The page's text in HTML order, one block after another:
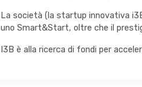
La società (la startup innovativa
uno Smart&Start, oltre che il
I3B è alla ricerca di fondi per